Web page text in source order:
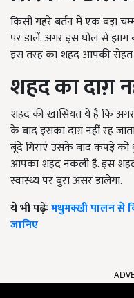
किसी गहरे बर्तन में एक बड़ा
पर डालें. अगर इस घोल से
इस तरह का शहद आपकी सेहत
शहद का दाग़
शहद की ख़ासियत ये है कि
के बाद इसका दाग़ नहीं रह
बूंदे गिराएं उसके बाद कपड़े
आपका शहद नकली है. इस
स्वास्थ्य पर बुरा असर डालेगा.
ये भी पढ़ेंःमधुमक्खी पालन से
जानिए